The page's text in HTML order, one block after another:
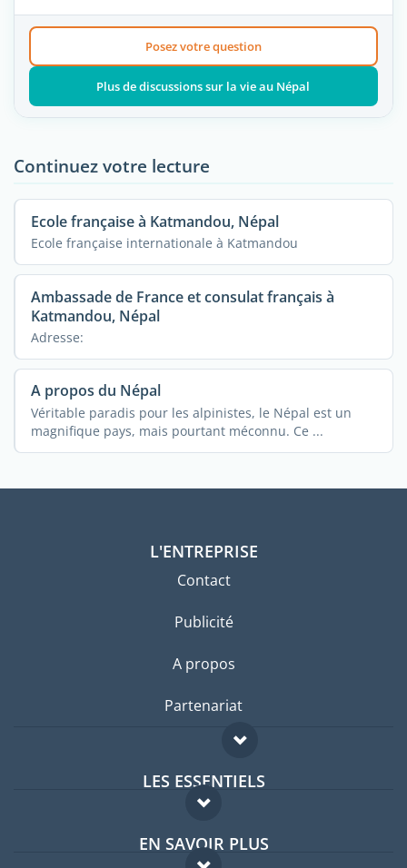
Posez votre question
Plus de discussions sur la vie au Népal
Continuez votre lecture
Ecole française à Katmandou, Népal
Ecole française internationale à Katmandou
Ambassade de France et consulat français à
Katmandou, Népal
Adresse:
A propos du Népal
Véritable paradis pour les alpinistes, le Népal est un
magnifique pays, mais pourtant méconnu. Ce ...
L'ENTREPRISE
Contact
Publicité
A propos
Partenariat
LES ESSENTIELS
Forum expatriés
Guides pays
EN SAVOIR PLUS